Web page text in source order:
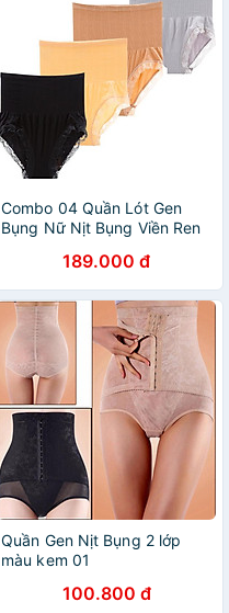
Combo 04 Quần Lót Gen
Bụng Nữ Nịt Bụng Viền Ren
189.000 đ
Quần Gen Nịt Bụng 2 lớp
màu kem 01
100.800 đ